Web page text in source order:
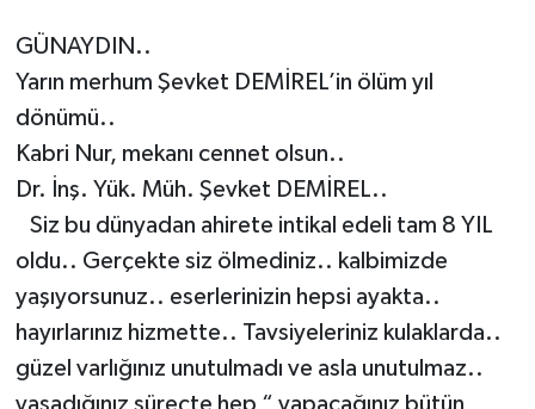
GÜNAYDIN..
Yarın merhum Şevket DEMİREL’in ölüm yıl
dönümü..
Kabri Nur, mekanı cennet olsun..
Dr. İnş. Yük. Müh. Şevket DEMİREL..
Siz bu dünyadan ahirete intikal edeli tam 8 YIL
oldu.. Gerçekte siz ölmediniz.. kalbimizde
yaşıyorsunuz.. eserlerinizin hepsi ayakta..
hayırlarınız hizmette.. Tavsiyeleriniz kulaklarda..
güzel varlığınız unutulmadı ve asla unutulmaz..
yaşadığınız süreçte hep “ yapacağınız bütün
POLİTİKA
SAĞLIK
Spor
Tarihi Yapılarımız
Teknoloji